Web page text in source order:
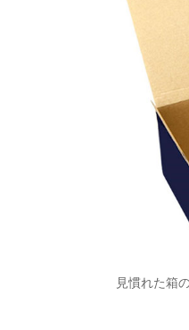
見慣れた箱